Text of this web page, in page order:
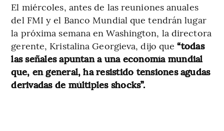
El miércoles, antes de las reuniones anuales
del FMI y el Banco Mundial que tendrán lugar
la próxima semana en Washington, la directora
gerente, Kristalina Georgieva, dijo que“todas
las señales apuntan a una economía mundial
que, en general, ha resistido tensiones agudas
derivadas de múltiples shocks”.